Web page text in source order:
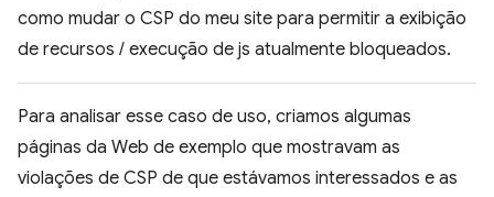
como mudar o CSP do meu site para permitir a exibição
de recursos / execução de js atualmente bloqueados.
Para analisar esse caso de uso, criamos algumas
páginas da Web de exemplo que mostravam as
violações de CSP de que estávamos interessados e as